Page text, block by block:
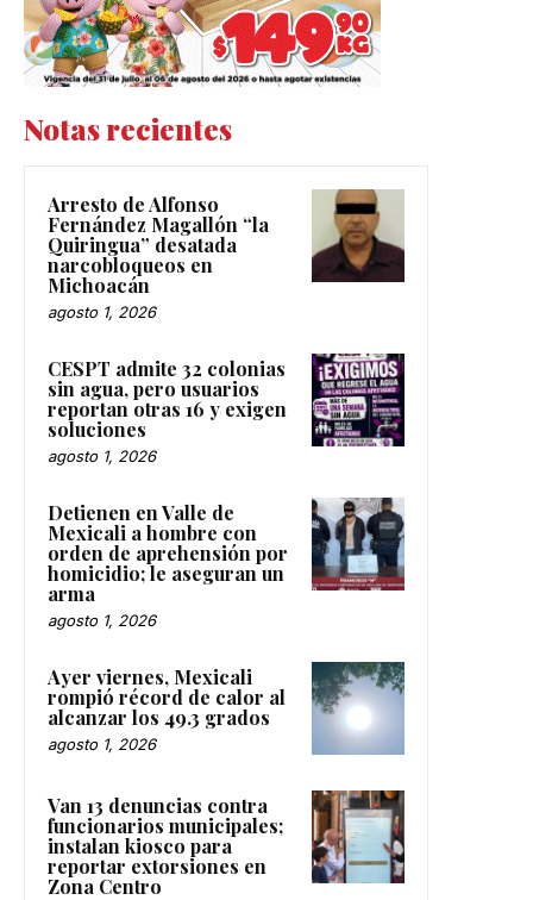
Notas recientes
Arresto de Alfonso
Fernández Magallón “la
Quiringua” desatada
narcobloqueos en
Michoacán
agosto 1, 2026
CESPT admite 32 colonias
sin agua, pero usuarios
reportan otras 16 y exigen
soluciones
agosto 1, 2026
Detienen en Valle de
Mexicali a hombre con
orden de aprehensión por
homicidio; le aseguran un
arma
agosto 1, 2026
Ayer viernes, Mexicali
rompió récord de calor al
alcanzar los 49.3 grados
agosto 1, 2026
Van 13 denuncias contra
funcionarios municipales;
instalan kiosco para
reportar extorsiones en
Zona Centro